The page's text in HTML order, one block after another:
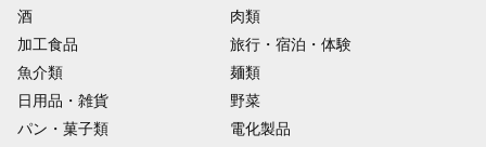
酒
肉類
加工食品
旅行・宿泊・体験
魚介類
麺類
日用品・雑貨
野菜
パン・菓子類
電化製品